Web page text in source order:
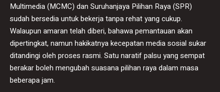
Multimedia (MCMC) dan Suruhanjaya Pilihan Raya (SPR)
sudah bersedia untuk bekerja tanpa rehat yang cukup.
Walaupun amaran telah diberi, bahawa pemantauan akan
dipertingkat, namun hakikatnya kecepatan media sosial sukar
ditandingi oleh proses rasmi. Satu naratif palsu yang sempat
berakar boleh mengubah suasana pilihan raya dalam masa
beberapa jam.